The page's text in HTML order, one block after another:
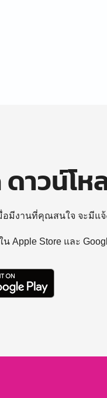
าวน์โห
อมีงานที่คุณสนใจ จะมีแ
Apple Store และ